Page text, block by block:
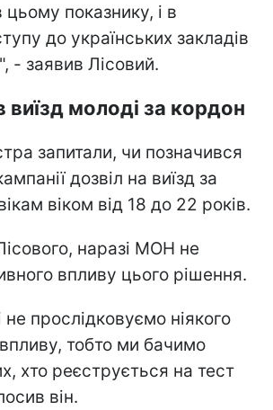
цьому показнику, і в
до українських закладів
- заявив Лісовий.
виїзд молоді за кордон
запитали, чи позначився
дозвіл на виїзд за
віком від 18 до 22 років.
наразі МОН не
впливу цього рішення.
прослідковуємо ніякого
тобто ми бачимо
хто реєструється на тест
він.